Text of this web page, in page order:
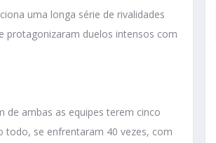
uma longa série de rivalidades
protagonizaram duelos intensos com
de ambas as equipes terem cinco
se enfrentaram 40 vezes, com